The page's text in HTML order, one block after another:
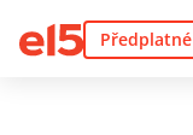
Předplatné